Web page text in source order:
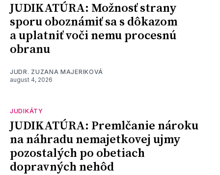
JUDIKATÚRA: Možnosť strany
sporu oboznámiť sa s dôkazom
a uplatniť voči nemu procesnú
obranu
JUDR. ZUZANA MAJERIKOVÁ
august 4, 2026
JUDIKÁTY
JUDIKATÚRA: Premlčanie nároku
na náhradu nemajetkovej ujmy
pozostalých po obetiach
dopravných nehôd